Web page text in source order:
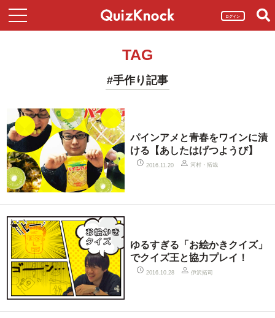
ログイン
TAG
#手作り記事
パインアメと青春をワインに漬
ける【あしたはげつようび】
2016.11.20 河村・拓哉
ゆるすぎる「お絵かきクイズ」
でクイズ王と協力プレイ！
2016.10.28 伊沢拓司